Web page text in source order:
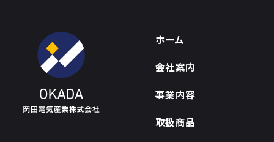
ホーム
会社案内
事業内容
取扱商品